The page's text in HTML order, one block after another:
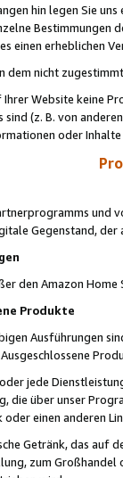
hin legen Sie
Bestimmungen
einen erheblichen
dem nicht
Ihrer Website keine
sind (z. B. von
oder
und
Gegenstand,
den Amazon
Produkte
Ausführungen
jede
die über unser
oder einen anderen
Getränk, das auf
zum